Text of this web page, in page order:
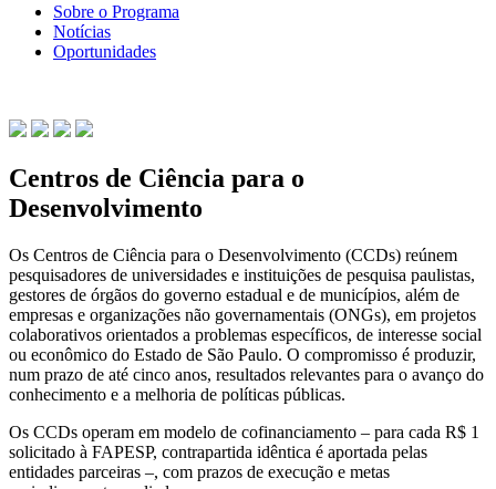
Sobre o Programa
Notícias
Oportunidades
Centros de Ciência para o
Desenvolvimento
Os Centros de Ciência para o Desenvolvimento (CCDs) reúnem
pesquisadores de universidades e instituições de pesquisa paulistas,
gestores de órgãos do governo estadual e de municípios, além de
empresas e organizações não governamentais (ONGs), em projetos
colaborativos orientados a problemas específicos, de interesse social
ou econômico do Estado de São Paulo. O compromisso é produzir,
num prazo de até cinco anos, resultados relevantes para o avanço do
conhecimento e a melhoria de políticas públicas.
Os CCDs operam em modelo de cofinanciamento – para cada R$ 1
solicitado à FAPESP, contrapartida idêntica é aportada pelas
entidades parceiras –, com prazos de execução e metas